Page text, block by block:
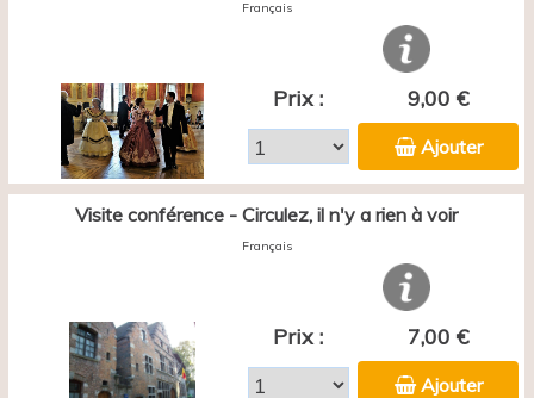
Français
Prix : 9,00 €
Ajouter
Visite conférence - Circulez, il n'y a rien à voir
Français
Prix : 7,00 €
Ajouter